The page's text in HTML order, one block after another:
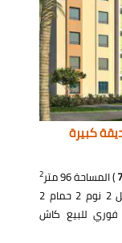
كبيرة
) المساحة 96 متر 2
قبلي و شرقي تطل على حديقة كبيرة تشمل 2 نوم 2 حمام 2
فوري للبيع كاش